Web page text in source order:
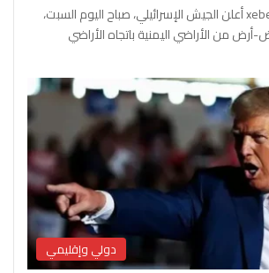
آفرين علو ـ xeber24.net أعلن الجيش الإسرائيلي، صباح اليوم السبت،
من الأراضي اليمنية باتجاه الأراضي
دولي وإقليمي